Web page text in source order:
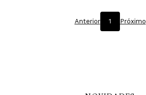
Anterior 1 Próximo